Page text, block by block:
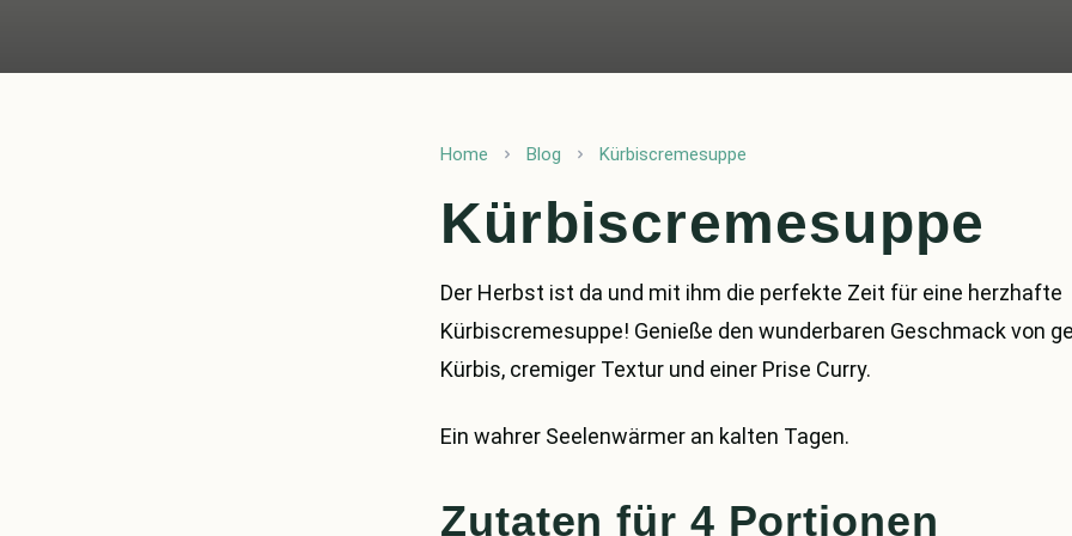
Home Blog Kürbiscremesuppe
Kürbiscremesuppe
Der Herbst ist da und mit ihm die perfekte Zeit für eine herzhafte
Kürbiscremesuppe! Genieße den wunderbaren Geschmack von
Kürbis, cremiger Textur und einer Prise Curry.
Ein wahrer Seelenwärmer an kalten Tagen.
Zutaten für 4 Portionen